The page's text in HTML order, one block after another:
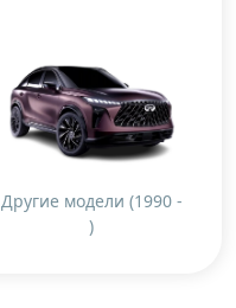
Другие модели (1990 -
)